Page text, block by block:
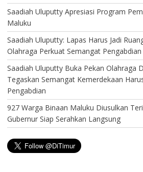
Saadiah Uluputty Apresiasi Program
Maluku
Saadiah Uluputty: Lapas Harus Jadi
Olahraga Perkuat Semangat Pengabdian
Saadiah Uluputty Buka Pekan Olahraga
Tegaskan Semangat Kemerdekaan
Pengabdian
927 Warga Binaan Maluku Diusulkan
Gubernur Siap Serahkan Langsung